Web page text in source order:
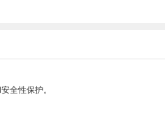
全性保护。